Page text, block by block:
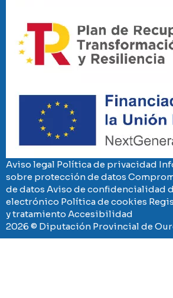
Aviso legal Política de privacidad
sobre protección de datos
de datos Aviso de confidencialidad
electrónico Política de cookies
y tratamiento Accesibilidad
2026 © Diputación Provincial de